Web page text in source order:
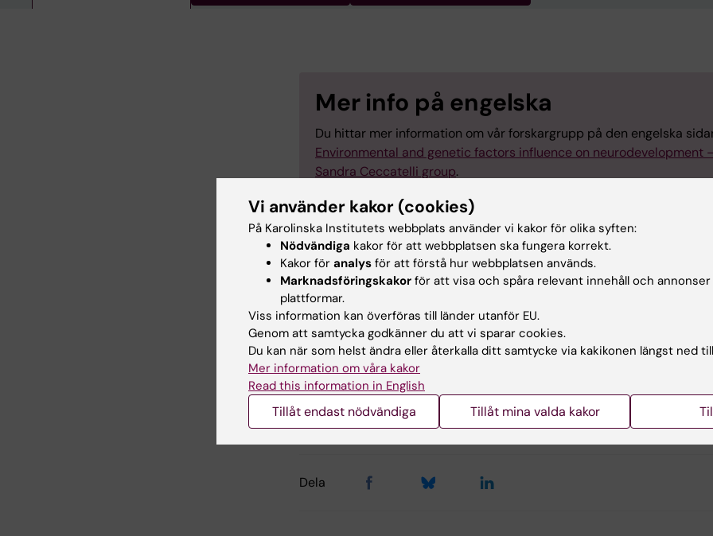
Mer info på engelska
Du hittar mer information om vår forskargrupp på den engelska
Environmental and genetic factors influence on neurodevelopment
Sandra Ceccatelli group.
Forskningsområden:
Farmakologi och toxikologi
Neurovetenskaper
Innehållsgranskare:
Sandra Ceccatelli
Redaktör:Charlotte Brandt
2026-06-16
Dela
Vi använder kakor (cookies)
På Karolinska Institutets webbplats använder vi kakor för olika syften:
Nödvändiga kakor för att webbplatsen ska fungera korrekt.
Kakor för analys för att förstå hur webbplatsen används.
Marknadsföringskakor för att visa och spåra relevant innehåll och
plattformar.
Viss information kan överföras till länder utanför EU.
Genom att samtycka godkänner du att vi sparar cookies.
Du kan när som helst ändra eller återkalla ditt samtycke via kakikonen längst ned
Mer information om våra kakor
Read this information in English
Tillåt endast nödvändiga Tillåt mina valda kakor